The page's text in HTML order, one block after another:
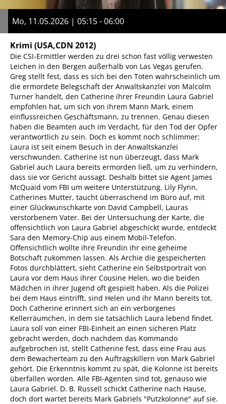
Mo, 11.05.2026 | 05:15 - 06:00
Krimi (USA,CDN 2012)
Die CSI-Ermittler werden zu drei schon fast völlig verwesten
Leichen in den Bergen außerhalb von Las Vegas gerufen.
Greg stellt fest, dass es sich bei den Toten wahrscheinlich um
die ermordete Belegschaft der Anwaltskanzlei von Malcolm
Turner handelt, den Catherine ihrer Freundin Laura Gabriel
empfohlen hat, um sich von ihrem Mann Mark, einem
einflussreichen Geschäftsmann, zu trennen. Genau diesen
haben die Beamten auch im Verdacht, für den Tod der Opfer
verantwortlich zu sein. Doch es kommt noch schlimmer:
Laura ist seit einem Besuch in der Anwaltskanzlei
verschwunden. Catherine ist nun überzeugt, dass Mark
Gabriel auch Laura bereits ermorden ließ, um zu verhindern,
dass sie vor Gericht aussagt. Deshalb bittet sie Agent James
McQuaid vom FBI um weitere Unterstützung. Lily Flynn,
Catherines Mutter, taucht überraschend im Büro auf, mit
einer Glückwunschkarte von David Campbell, Lauras
verstorbenem Vater. Bei der Untersuchung der Karte, die
offensichtlich von Laura Gabriel abgeschickt wurde, entdeckt
Sara den Memory-Chip aus einem Mobil-Telefon.
Offensichtlich wollte ihre Freundin ihr eine geheime
Botschaft zukommen lassen. Als Archie die gespeicherten
Fotos durchblättert, sieht Catherine ein Selbstportrait von
Laura vor dem Haus ihrer Cousine Helen, wo die beiden
Mädchen in ihrer Jugend oft gespielt haben. Als die Polizei
bei dem Haus eintrifft, sind Helen und ihr Mann bereits tot.
Doch Catherine erinnert sich an ein verborgenes
Kellerräumchen, in dem sie tatsächlich Laura lebend findet.
Laura soll von einer FBI-Einheit an einen sicheren Platz
gebracht werden, doch nachdem das Kommando
aufgebrochen ist, stellt Catherine fest, dass eine Frau aus
dem Bewacherteam zu den Auftragskillern von Mark Gabriel
gehört. Die Erkenntnis kommt zu spät, die Kolonne ist bereits
überfallen worden. Alle FBI-Agenten sind tot, genauso wie
Laura Gabriel. D. B. Russell schickt Catherine nach Hause,
doch dort wartet bereits Mark Gabriels "Putzkolonne" auf sie.